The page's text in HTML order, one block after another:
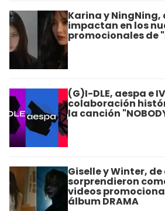
Karina y NingNing,
impactan en los
promocionales de
(G)I-DLE, aespa e
colaboración
la canción
Giselle y Winter,
sorprendieron
videos
álbum DRAMA